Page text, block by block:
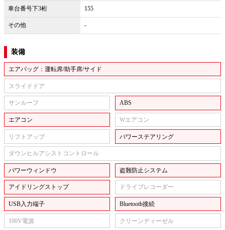
車台番号下3桁 155
その他 -
装備
エアバッグ：運転席/助手席/サイド
スライドドア
サンルーフ ABS
エアコン Wエアコン
リフトアップ パワーステアリング
ダウンヒルアシストコントロール
パワーウィンドウ 盗難防止システム
アイドリングストップ ドライブレコーダー
USB入力端子 Bluetooth接続
100V電源 クリーンディーゼル